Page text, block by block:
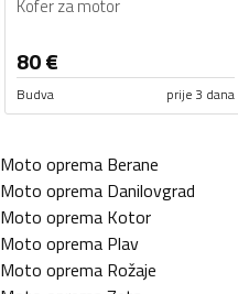
Kofer za motor
80€
Budva prije 3 dana
Moto oprema Berane
Moto oprema Danilovgrad
Moto oprema Kotor
Moto oprema Plav
Moto oprema Rožaje